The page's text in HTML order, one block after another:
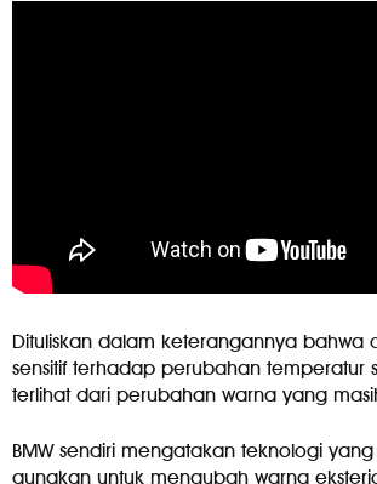
Dituliskan dalam keterangannya bahwa
sensitif terhadap perubahan temperatur
terlihat dari perubahan warna yang
BMW sendiri mengatakan teknologi
gunakan untuk mengubah warna